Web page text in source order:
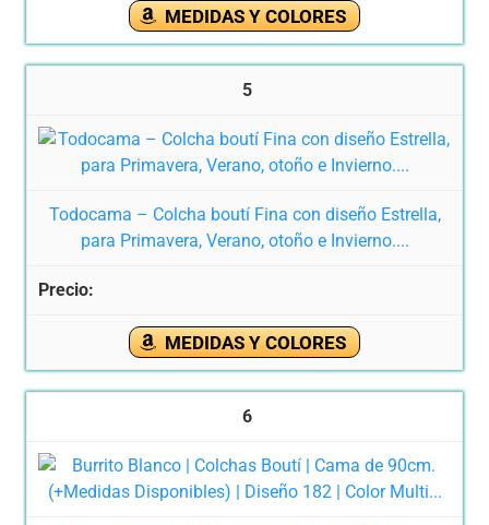
MEDIDAS Y COLORES
5
Todocama – Colcha boutí Fina con diseño Estrella,
para Primavera, Verano, otoño e Invierno....
MEDIDAS Y COLORES
6